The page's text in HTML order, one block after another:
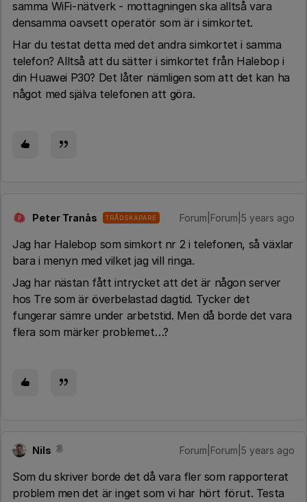
samma WiFi-nätverk - mottagningen ska alltså vara
densamma oavsett operatör som är i simkortet.
Har du testat detta med det andra simkortet i samma
telefon? Alltså att du sätter i simkortet från Halebop i
din Huawei P30? Det låter nämligen som att det kan ha
något med själva telefonen att göra.
P Peter Tranås TRÅDSKAPARE Forum|Forum|5 years ago
Jag har Halebop som simkort nr 2 i telefonen, så växlar
bara i menyn med vilket jag vill ringa.
Jag har nästan fått intrycket att det är någon server
hos Tre som är överbelastad dagtid. Tycker det
fungerar sämre under arbetstid. Men då borde det vara
flera som märker problemet…?
Nils Forum|Forum|5 years ago
Som du skriver borde det då vara fler som rapporterat
problem men det är inget som vi har hört förut. Testa